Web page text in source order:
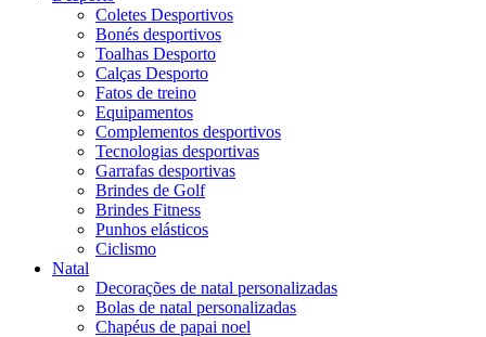
Coletes Desportivos
Bonés desportivos
Toalhas Desporto
Calças Desporto
Fatos de treino
Equipamentos
Complementos desportivos
Tecnologias desportivas
Garrafas desportivas
Brindes de Golf
Brindes Fitness
Punhos elásticos
Ciclismo
Natal
Decorações de natal personalizadas
Bolas de natal personalizadas
Chapéus de papai noel